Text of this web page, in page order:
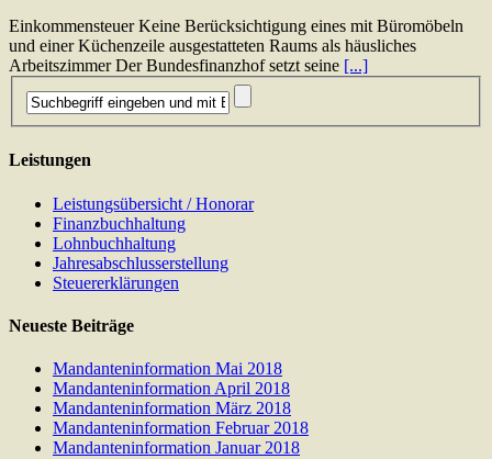
Einkommensteuer Keine Berücksichtigung eines mit Büromöbeln
und einer Küchenzeile ausgestatteten Raums als häusliches
Arbeitszimmer Der Bundesfinanzhof setzt seine [...]
Leistungen
Leistungsübersicht / Honorar
Finanzbuchhaltung
Lohnbuchhaltung
Jahresabschlusserstellung
Steuererklärungen
Neueste Beiträge
Mandanteninformation Mai 2018
Mandanteninformation April 2018
Mandanteninformation März 2018
Mandanteninformation Februar 2018
Mandanteninformation Januar 2018